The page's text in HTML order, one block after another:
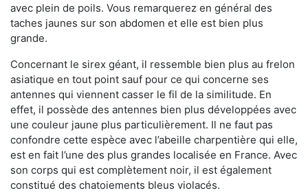
avec plein de poils. Vous remarquerez en général des
taches jaunes sur son abdomen et elle est bien plus
grande.
Concernant le sirex géant, il ressemble bien plus au frelon
asiatique en tout point sauf pour ce qui concerne ses
antennes qui viennent casser le fil de la similitude. En
effet, il possède des antennes bien plus développées avec
une couleur jaune plus particulièrement. Il ne faut pas
confondre cette espèce avec l’abeille charpentière qui elle,
est en fait l’une des plus grandes localisée en France. Avec
son corps qui est complètement noir, il est également
constitué des chatoiements bleus violacés.